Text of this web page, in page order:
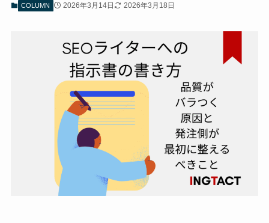
COLUMN 2026年3月14日 2026年3月18日